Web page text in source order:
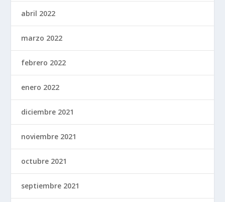
abril 2022
marzo 2022
febrero 2022
enero 2022
diciembre 2021
noviembre 2021
octubre 2021
septiembre 2021